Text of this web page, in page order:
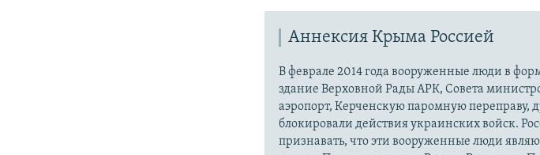
Аннексия Крыма Россией
В феврале 2014 года вооруженные люди в
здание Верховной Рады АРК, Совета
аэропорт, Керченскую паромную переправу,
блокировали действия украинских войск.
признавать, что эти вооруженные люди